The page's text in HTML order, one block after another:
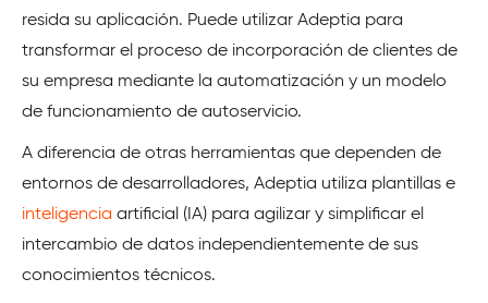
resida su aplicación. Puede utilizar Adeptia para
transformar el proceso de incorporación de clientes de
su empresa mediante la automatización y un modelo
de funcionamiento de autoservicio.
A diferencia de otras herramientas que dependen de
entornos de desarrolladores, Adeptia utiliza plantillas e
inteligencia artificial (IA) para agilizar y simplificar el
intercambio de datos independientemente de sus
conocimientos técnicos.